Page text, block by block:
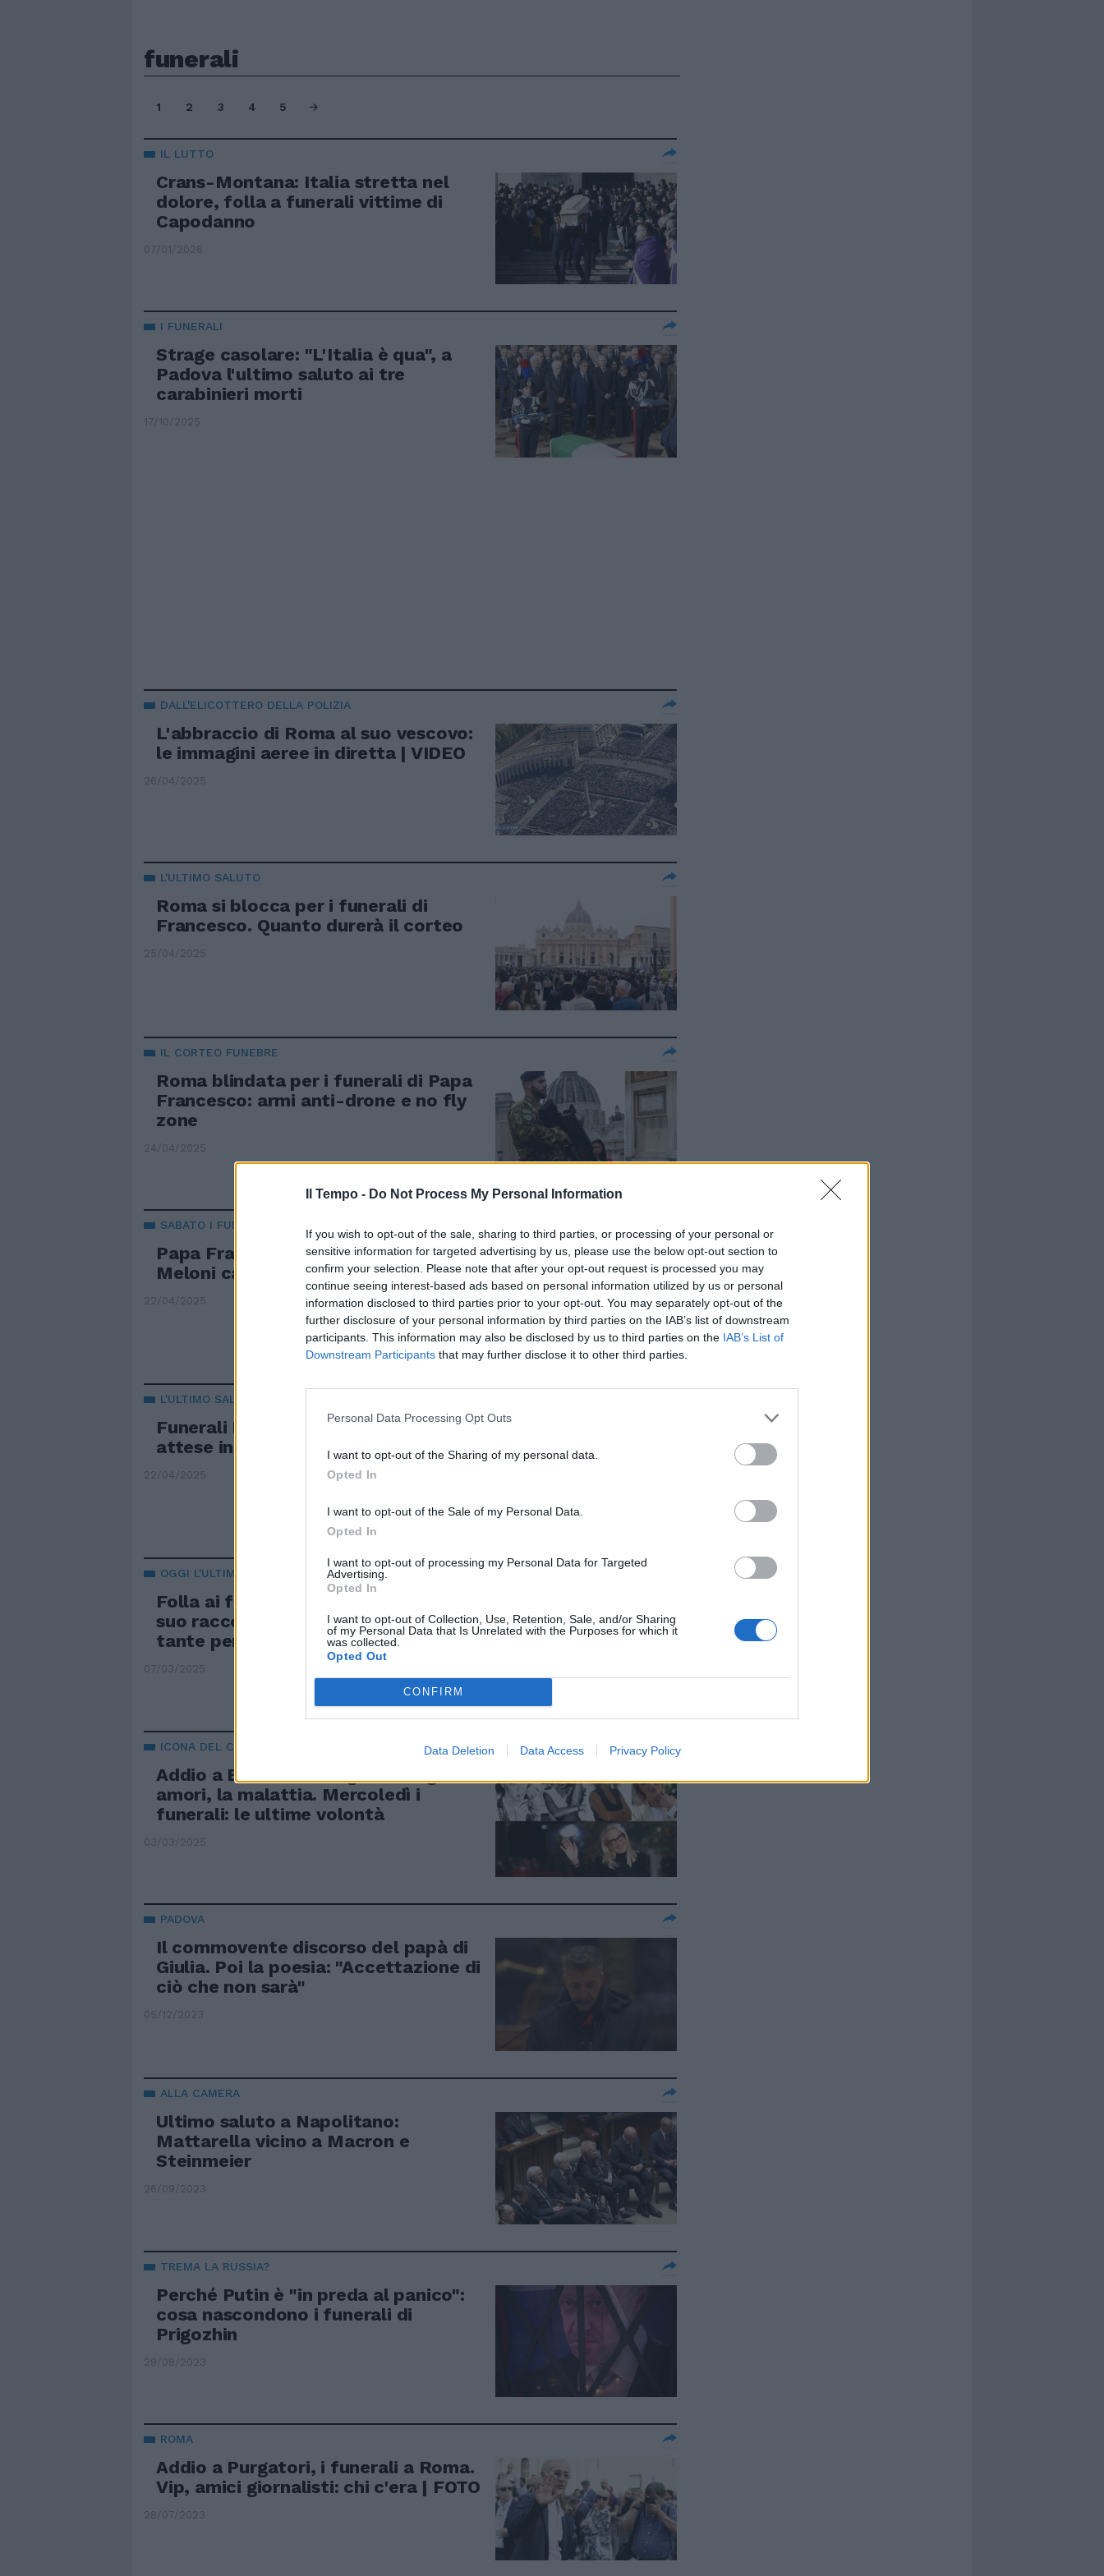
Il Tempo - Do Not Process My Personal Information
If you wish to opt-out of the sale, sharing to third parties, or processing of your personal or
sensitive information for targeted advertising by us, please use the below opt-out section to
confirm your selection. Please note that after your opt-out request is processed you may
continue seeing interest-based ads based on personal information utilized by us or personal
information disclosed to third parties prior to your opt-out. You may separately opt-out of the
further disclosure of your personal information by third parties on the IAB’s list of downstream
participants. This information may also be disclosed by us to third parties on the IAB’s List of
Downstream Participants that may further disclose it to other third parties.
Personal Data Processing Opt Outs
I want to opt-out of the Sharing of my personal data.
Opted In
I want to opt-out of the Sale of my Personal Data.
Opted In
I want to opt-out of processing my Personal Data for Targeted
Advertising.
Opted In
I want to opt-out of Collection, Use, Retention, Sale, and/or Sharing
of my Personal Data that Is Unrelated with the Purposes for which it
was collected.
Opted Out
CONFIRM
Data Deletion Data Access Privacy Policy
funerali
1 2 3 4 5
IL LUTTO
Crans-Montana: Italia stretta nel
dolore, folla a funerali vittime di
Capodanno
07/01/2026
I FUNERALI
Strage casolare: "L'Italia è qua", a
Padova l'ultimo saluto ai tre
carabinieri morti
17/10/2025
DALL'ELICOTTERO DELLA POLIZIA
L'abbraccio di Roma al suo vescovo:
le immagini aeree in diretta | VIDEO
26/04/2025
L'ULTIMO SALUTO
Roma si blocca per i funerali di
Francesco. Quanto durerà il corteo
25/04/2025
IL CORTEO FUNEBRE
Roma blindata per i funerali di Papa
Francesco: armi anti-drone e no fly
zone
24/04/2025
SABATO I FUNERALI
Papa Francesco, 5 giorni di lutto.
Meloni cancella gli impegni all'estero
22/04/2025
L'ULTIMO SALUTO
Funerali Papa Francesco, a Roma
attese in piazza 200mila persone
22/04/2025
OGGI L'ULTIMO SALUTO
Folla ai funerali di Pizzul. Il figlio: "Il
suo racconto ha fatto breccia in
tante persone"
07/03/2025
ICONA DEL CINEMA
Addio a Eleonora Giorgi: i film, gli
amori, la malattia. Mercoledì i
funerali: le ultime volontà
03/03/2025
PADOVA
Il commovente discorso del papà di
Giulia. Poi la poesia: "Accettazione di
ciò che non sarà"
05/12/2023
ALLA CAMERA
Ultimo saluto a Napolitano:
Mattarella vicino a Macron e
Steinmeier
26/09/2023
TREMA LA RUSSIA?
Perché Putin è "in preda al panico":
cosa nascondono i funerali di
Prigozhin
29/08/2023
ROMA
Addio a Purgatori, i funerali a Roma.
Vip, amici giornalisti: chi c'era | FOTO
28/07/2023